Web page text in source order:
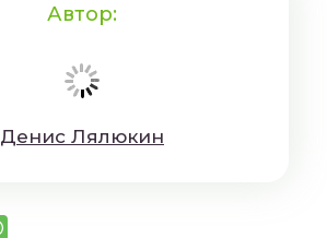
Автор:
Дeниc Лялюкин